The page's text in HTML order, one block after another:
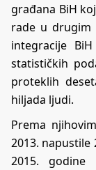
građana BiH
rade u drugim
integracije
statističkih
proteklih
hiljada ljudi.
Prema
2013. napustile
2015. godine